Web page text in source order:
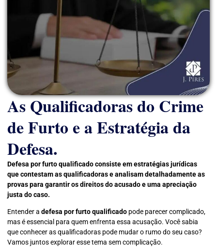
As Qualificadoras do Crime
de Furto e a Estratégia da
Defesa.
Defesa por furto qualificado consiste em estratégias jurídicas
que contestam as qualificadoras e analisam detalhadamente as
provas para garantir os direitos do acusado e uma apreciação
justa do caso.
Entender a defesa por furto qualificado pode parecer complicado,
mas é essencial para quem enfrenta essa acusação. Você sabia
que conhecer as qualificadoras pode mudar o rumo do seu caso?
Vamos juntos explorar esse tema sem complicação.